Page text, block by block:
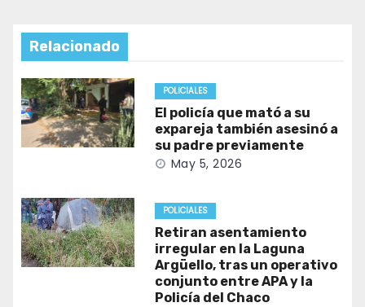
Relacionado
POLICIALES
El policía que mató a su
expareja también asesinó a
su padre previamente
May 5, 2026
POLICIALES
Retiran asentamiento
irregular en la Laguna
Argüello, tras un operativo
conjunto entre APA y la
Policía del Chaco